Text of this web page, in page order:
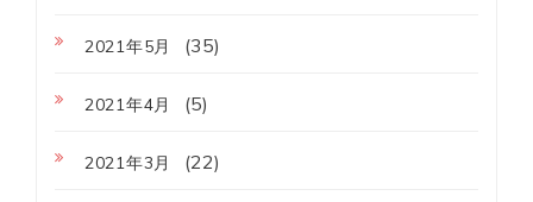
2021年5月 (35)
2021年4月 (5)
2021年3月 (22)